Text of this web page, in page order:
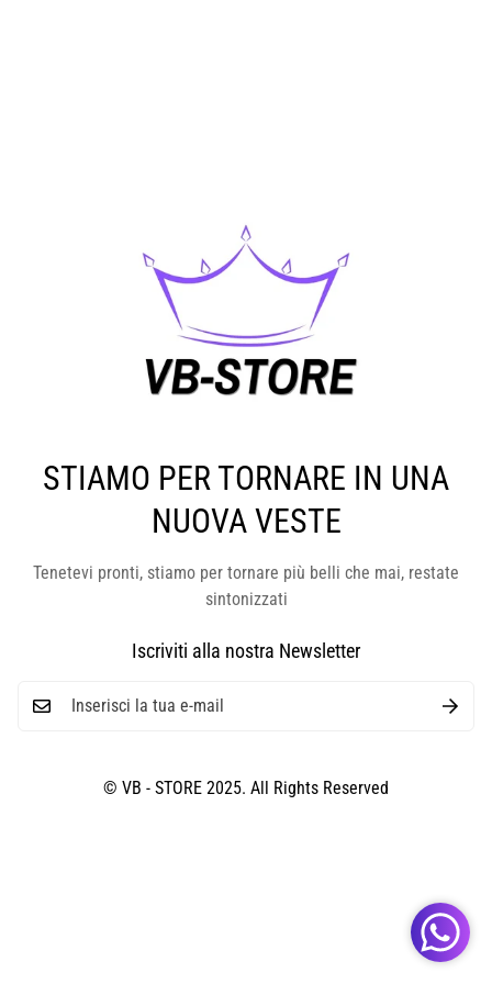
STIAMO PER TORNARE IN UNA
NUOVA VESTE
Tenetevi pronti, stiamo per tornare più belli che mai, restate
sintonizzati
Iscriviti alla nostra Newsletter
© VB - STORE 2025. All Rights Reserved